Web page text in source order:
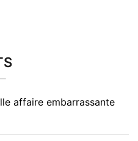
affaire embarrassante